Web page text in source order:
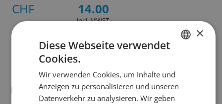
Informationen zum Produkt
CHF
14.00
inkl. MWST
Gebinde Sonstiges
FRENCH
×
Diese Webseite verwendet
Cookies.
Wir verwenden Cookies, um Inhalte und
Anzeigen zu personalisieren und unseren
Datenverkehr zu analysieren. Wir geben